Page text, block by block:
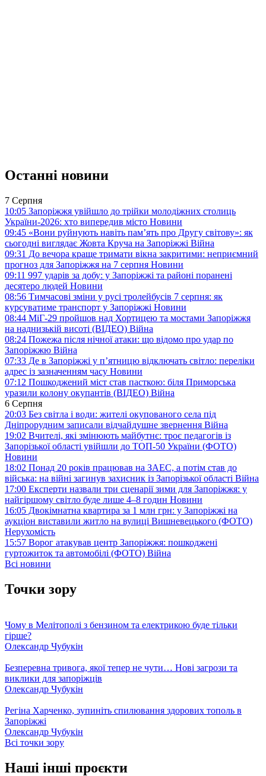
Останні новини
7 Серпня
10:05 Запоріжжя увійшло до трійки молодіжних столиць
України-2026: хто випередив місто Новини
09:45 «Вони руйнують навіть пам’ять про Другу світову»: як
сьогодні виглядає Жовта Круча на Запоріжжі Війна
09:31 До вечора краще тримати вікна закритими: неприємний
прогноз для Запоріжжя на 7 серпня Новини
09:11 997 ударів за добу: у Запоріжжі та районі поранені
десятеро людей Новини
08:56 Тимчасові зміни у русі тролейбусів 7 серпня: як
курсуватиме транспорт у Запоріжжі Новини
08:44 МіГ-29 пройшов над Хортицею та мостами Запоріжжя
на наднизькій висоті (ВІДЕО) Війна
08:24 Пожежа після нічної атаки: що відомо про удар по
Запоріжжю Війна
07:33 Де в Запоріжжі у п’ятницю відключать світло: переліки
адрес із зазначенням часу Новини
07:12 Пошкоджений міст став пасткою: біля Приморська
уразили колону окупантів (ВІДЕО) Війна
6 Серпня
20:03 Без світла і води: жителі окупованого села під
Дніпрорудним записали відчайдушне звернення Війна
19:02 Вчителі, які змінюють майбутнє: троє педагогів із
Запорізької області увійшли до ТОП-50 України (ФОТО)
Новини
18:02 Понад 20 років працював на ЗАЕС, а потім став до
війська: на війні загинув захисник із Запорізької області Війна
17:00 Експерти назвали три сценарії зими для Запоріжжя: у
найгіршому світло буде лише 4–8 годин Новини
16:05 Двокімнатна квартира за 1 млн грн: у Запоріжжі на
аукціон виставили житло на вулиці Вишневецького (ФОТО)
Нерухомість
15:57 Ворог атакував центр Запоріжжя: пошкоджені
гуртожиток та автомобілі (ФОТО) Війна
Всі новини
Точки зору
Чому в Мелітополі з бензином та електрикою буде тільки
гірше?
Олександр Чубукін
Безперевна тривога, якої тепер не чути… Нові загрози та
виклики для запоріжців
Олександр Чубукін
Регіна Харченко, зупиніть спилювання здорових тополь в
Запоріжжі
Олександр Чубукін
Всі точки зору
Наші інші проєкти